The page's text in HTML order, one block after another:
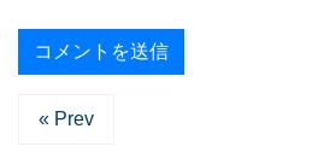
« Prev